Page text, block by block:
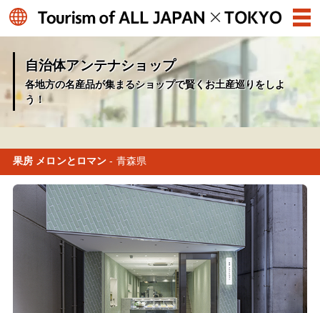
自治体アンテナショップ
各地方の名産品が集まるショップで賢くお土産巡りをしよ
う！
果房 メロンとロマン- 青森県